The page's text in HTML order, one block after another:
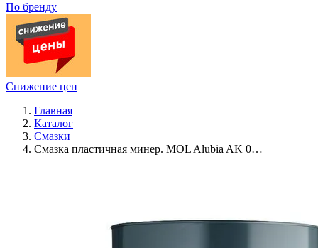
По бренду
Снижение цен
Главная
Каталог
Смазки
Смазка пластичная минер. MOL Alubia AK 0…